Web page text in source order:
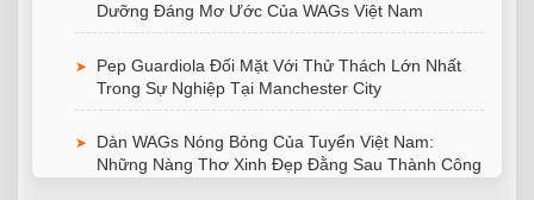
Dưỡng Đáng Mơ Ước Của WAGs Việt Nam
➤
Pep Guardiola Đối Mặt Với Thử Thách Lớn Nhất
Trong Sự Nghiệp Tại Manchester City
➤
Dàn WAGs Nóng Bỏng Của Tuyển Việt Nam:
Những Nàng Thơ Xinh Đẹp Đằng Sau Thành Công